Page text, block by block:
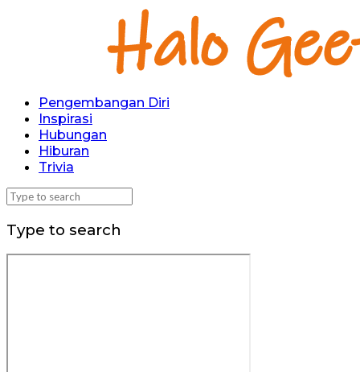
Pengembangan Diri
Inspirasi
Hubungan
Hiburan
Trivia
Type to search